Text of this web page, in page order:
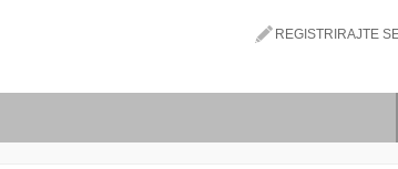
REGISTRIRAJTE